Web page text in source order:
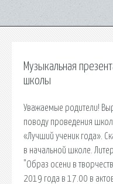
Музыкальная
школы
Уважаемые родители!
поводу проведения
«Лучший ученик года».
в начальной школе.
"Образ осени в
2019 года в 17.00 в